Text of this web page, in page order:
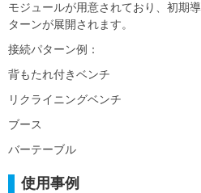
モジュールが用意されており、初期
ターンが展開されます。
接続パターン例：
背もたれ付きベンチ
リクライニングベンチ
ブース
バーテーブル
使用事例